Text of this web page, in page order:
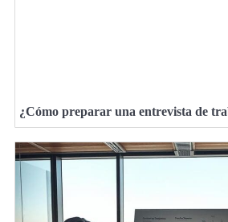
¿Cómo preparar una entrevista de